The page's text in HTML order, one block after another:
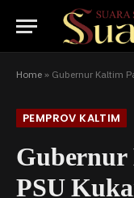
Home » Gubernur Kaltim
PEMPROV KALTIM
Gubernur
PSU